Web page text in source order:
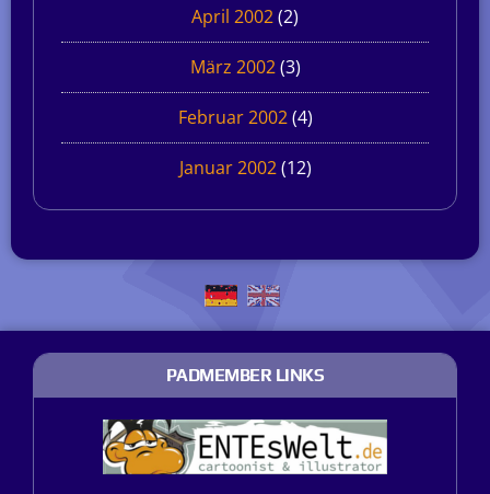
April 2002(2)
März 2002(3)
Februar 2002(4)
Januar 2002(12)
PADMEMBER LINKS